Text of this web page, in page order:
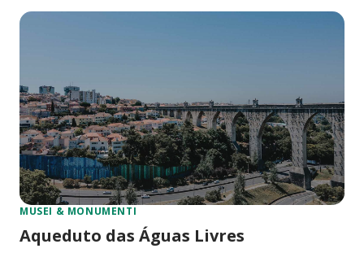
MUSEI & MONUMENTI
Aqueduto das Águas Livres